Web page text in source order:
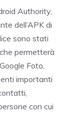
Authority,
dell’APK di
sono stati
permetterà
Foto,
importanti
con cui